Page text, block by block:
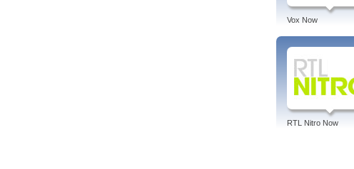
Vox Now
RTL Nitro Now